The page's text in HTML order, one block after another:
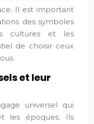
Il est important
des symboles
cultures et les
de choisir ceux
et leur
universel qui
les époques. Ils